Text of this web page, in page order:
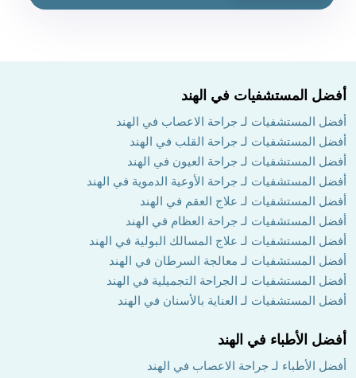
أفضل المستشفيات في الهند
أفضل المستشفيات لـ جراحة الاعصاب في الهند
أفضل المستشفيات لـ جراحة القلب في الهند
أفضل المستشفيات لـ جراحة العيون في الهند
أفضل المستشفيات لـ جراحة الأوعية الدموية في الهند
أفضل المستشفيات لـ علاج العقم في الهند
أفضل المستشفيات لـ جراحة العظام في الهند
أفضل المستشفيات لـ علاج المسالك البولية في الهند
أفضل المستشفيات لـ معالجة السرطان في الهند
أفضل المستشفيات لـ الجراحة التجميلية في الهند
أفضل المستشفيات لـ العناية بالأسنان في الهند
أفضل الأطباء في الهند
أفضل الأطباء لـ جراحة الاعصاب في الهند